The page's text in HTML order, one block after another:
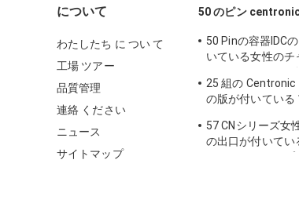
について
わたしたち に つい て
工場 ツアー
品質管理
連絡 ください
ニュース
サイトマップ
50 のピン
50 Pinの容器IDC
いている女性のチ
25 組の Centronic
の版が付いている
57 CNシリーズ女
の出口が付いて